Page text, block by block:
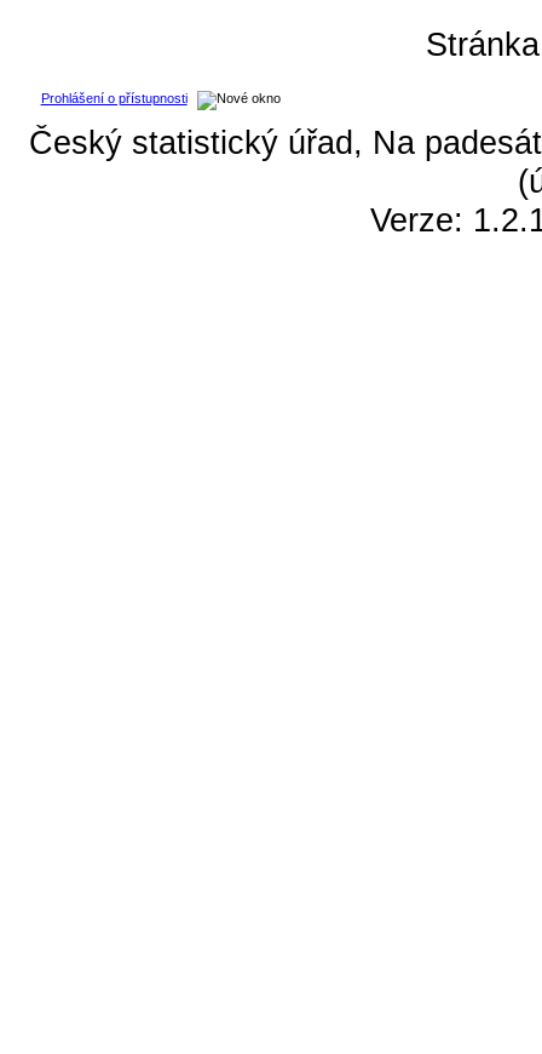
Prohlášení o přístupnosti
Český statistický úřad, Na
Verze: